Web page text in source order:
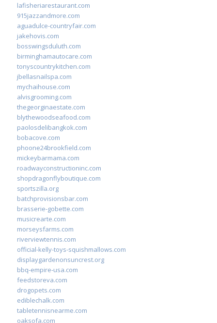
lafisheriarestaurant.com
915jazzandmore.com
aguadulce-countryfair.com
jakehovis.com
bosswingsduluth.com
birminghamautocare.com
tonyscountrykitchen.com
jbellasnailspa.com
mychaihouse.com
alvisgrooming.com
thegeorginaestate.com
blythewoodseafood.com
paolosdelibangkok.com
bobacove.com
phoone24brookfield.com
mickeybarmama.com
roadwayconstructioninc.com
shopdragonflyboutique.com
sportszilla.org
batchprovisionsbar.com
brasserie-gobette.com
musicrearte.com
morseysfarms.com
riverviewtennis.com
official-kelly-toys-squishmallows.com
displaygardenonsuncrest.org
bbq-empire-usa.com
feedstoreva.com
drogopets.com
ediblechalk.com
tabletennisnearme.com
oaksofa.com